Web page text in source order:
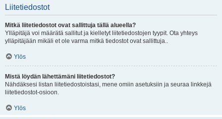
Liitetiedostot
Mitkä liitetiedostot ovat sallittuja tällä alueella?
Ylläpitäjä voi määrätä sallitut ja kielletyt liitetiedostojen tyypit. Ota yhteys
ylläpitäjään mikäli et ole varma mitkä tiedostot ovat sallittuja..
Ylös
Mistä löydän lähettämäni liitetiedostot?
Nähdäksesi listan liitetiedostoistasi, mene omiin asetuksiin ja seuraa linkkejä
liitetiedostot-osioon.
Ylös